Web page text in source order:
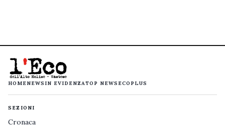
HOMENEWS IN EVIDENZATOP NEWS ECOPLUS
SEZIONI
Cronaca